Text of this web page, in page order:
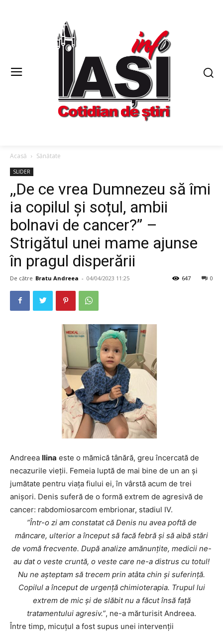
Acasă Sănătate
SLIDER
,,De ce vrea Dumnezeu să îmi
ia copilul și soțul, ambii
bolnavi de cancer?” –
Strigătul unei mame ajunse
în pragul disperării
De către Bratu Andreea - 04/04/2023 11:25 0
647
Andreea Ilina este o mămică tânără, greu încercată de
necazurile vieții. Femeia luptă de mai bine de un an și
jumătate pentru viața fiului ei, în vârstă acum de trei
anișori. Denis suferă de o formă extrem de agresivă de
cancer: rabdomiosarcom embrionar, stadiul IV.
”Într-o zi am constatat că Denis nu avea poftă de
mâncare, ulterior a început să facă febră și să aibă stări
de vomă frecvente. După analize amănunțite, medicii ne-
au dat o veste cruntă, o veste care ne-a distrus cu totul!
Nu ne așteptam să trecem prin atâta chin și suferință.
Copilul a început de urgență chimioterapia. Trupul lui
extrem de mic și de slăbit nu a făcut însă față
tratamentului agresiv.”, ne-a mărturisit Andreea.
Între timp, micuțul a fost supus unei intervenții